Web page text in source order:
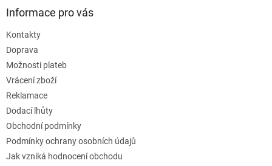
Informace pro vás
Kontakty
Doprava
Možnosti plateb
Vrácení zboží
Reklamace
Dodací lhůty
Obchodní podmínky
Podmínky ochrany osobních údajů
Jak vzniká hodnocení obchodu